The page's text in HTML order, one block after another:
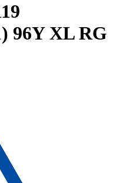
96Y XL RG